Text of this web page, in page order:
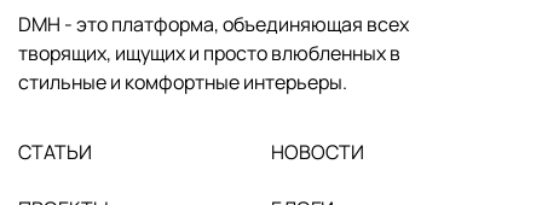
DMH - это платформа, объединяющая всех
творящих, ищущих и просто влюбленных в
стильные и комфортные интерьеры.
СТАТЬИ НОВОСТИ